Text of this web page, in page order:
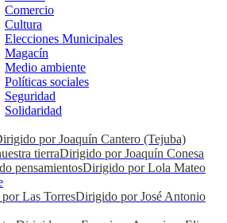
Comercio
Cultura
Elecciones Municipales
Magacín
Medio ambiente
Políticas sociales
Seguridad
Solidaridad
por Joaquín Cantero (Tejuba)
tierraDirigido por Joaquín Conesa
pensamientosDirigido por Lola Mateo
Las TorresDirigido por José Antonio